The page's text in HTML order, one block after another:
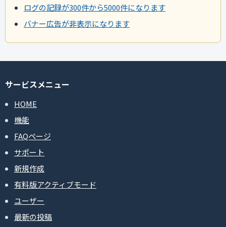
ログの記録が300件から5000件になります
バナー広告が非表示になります
サービスメニュー
HOME
機能
FAQページ
サポート
新規作成
有料版アクティブモード
ユーザー
最新の投稿